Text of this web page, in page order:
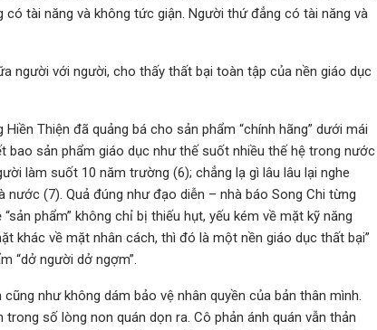
tài năng và không tức giận. Người thứ đẳng có tài năng và
người với người, cho thấy thất bại toàn tập của nền giáo dục
Thiện đã quảng bá cho sản phẩm “chính hãng” dưới mái
sản phẩm giáo dục như thế suốt nhiều thế hệ trong nước
làm suốt 10 năm trường (6); chẳng lạ gì lâu lâu lại nghe
(7). Quả đúng như đạo diễn – nhà báo Song Chi từng
phẩm” không chỉ bị thiếu hụt, yếu kém về mặt kỹ năng
khác về mặt nhân cách, thì đó là một nền giáo dục thất bại”
“dở người dở ngợm”.
như không dám bảo vệ nhân quyền của bản thân mình.
số lòng non quán dọn ra. Cô phản ánh quán vẫn thản